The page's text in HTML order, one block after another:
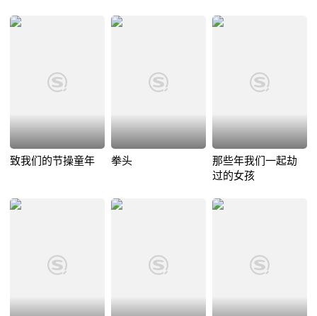
致我们的节操童年 拳头
那些年我们一起劫
过的女孩